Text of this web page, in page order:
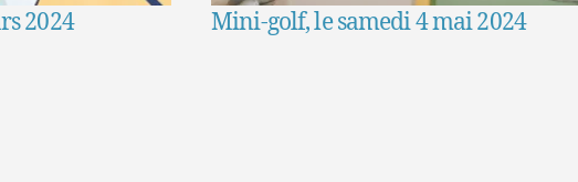
2024 Mini-golf, le samedi 4 mai 2024